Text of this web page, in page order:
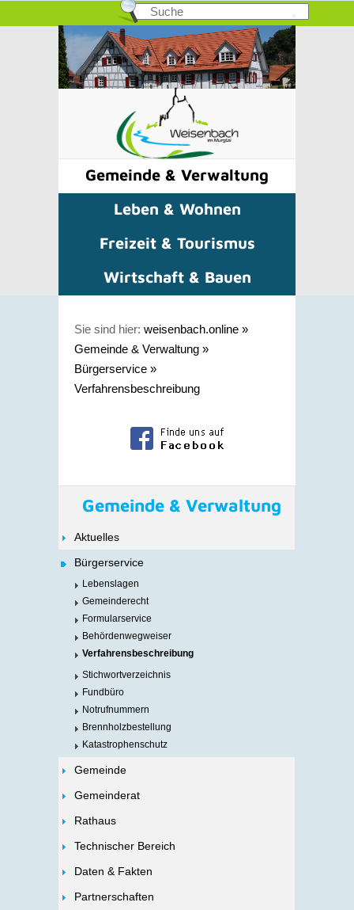
Gemeinde & Verwaltung
Leben & Wohnen
Freizeit & Tourismus
Wirtschaft & Bauen
Sie sind hier: weisenbach.online »
Gemeinde & Verwaltung »
Bürgerservice »
Verfahrensbeschreibung
Gemeinde & Verwaltung
Aktuelles
Bürgerservice
Lebenslagen
Gemeinderecht
Formularservice
Behördenwegweiser
Verfahrensbeschreibung
Stichwortverzeichnis
Fundbüro
Notrufnummern
Brennholzbestellung
Katastrophenschutz
Gemeinde
Gemeinderat
Rathaus
Technischer Bereich
Daten & Fakten
Partnerschaften